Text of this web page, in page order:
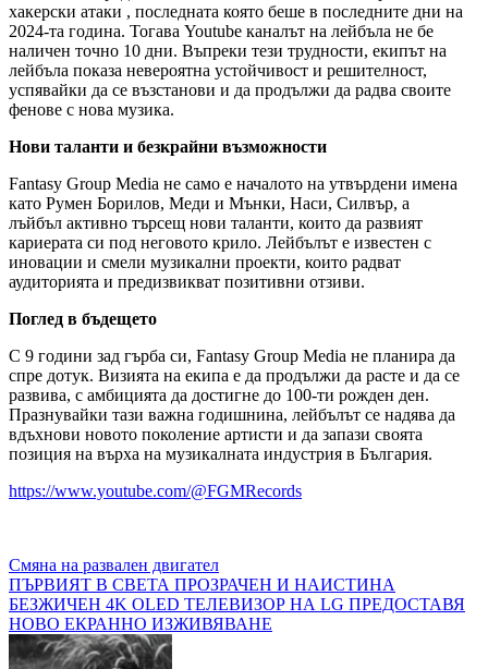
хакерски атаки , последната която беше в последните дни на
2024-та година. Тогава Youtube каналът на лейбъла не бе
наличен точно 10 дни. Въпреки тези трудности, екипът на
лейбъла показа невероятна устойчивост и решителност,
успявайки да се възстанови и да продължи да радва своите
фенове с нова музика.
Нови таланти и безкрайни възможности
Fantasy Group Media не само е началото на утвърдени имена
като Румен Борилов, Меди и Мънки, Наси, Силвър, а
лъйбъл активно търсещ нови таланти, които да развият
кариерата си под неговото крило. Лейбълът е известен с
иновации и смели музикални проекти, които радват
аудиторията и предизвикват позитивни отзиви.
Поглед в бъдещето
С 9 години зад гърба си, Fantasy Group Media не планира да
спре дотук. Визията на екипа е да продължи да расте и да се
развива, с амбицията да достигне до 100-ти рожден ден.
Празнувайки тази важна годишнина, лейбълът се надява да
вдъхнови новото поколение артисти и да запази своята
позиция на върха на музикалната индустрия в България.
https://www.youtube.com/@FGMRecords
Навигация
Смяна на развален двигател
ПЪРВИЯТ В СВЕТА ПРОЗРАЧЕН И НАИСТИНА
БЕЗЖИЧЕН 4K OLED ТЕЛЕВИЗОР НА LG ПРЕДОСТАВЯ
НОВО ЕКРАННО ИЗЖИВЯВАНЕ